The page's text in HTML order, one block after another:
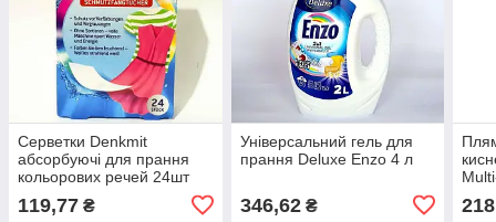
Серветки Denkmit
абсорбуючі для прання
кольорових речей 24шт
119,77 ₴
Універсальний гель для
прання Deluxe Enzo 4 л
346,62₴